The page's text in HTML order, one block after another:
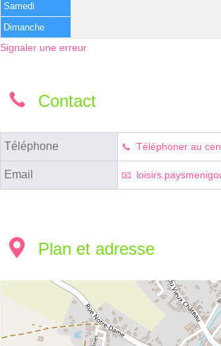
Samedi
Dimanche
Signaler une erreur
Contact
Téléphone Téléphoner au
Email
Plan et adresse